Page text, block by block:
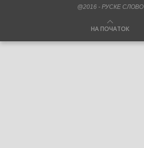
@2016 - РУСКЕ СЛОВО
НА ПОЧАТОК